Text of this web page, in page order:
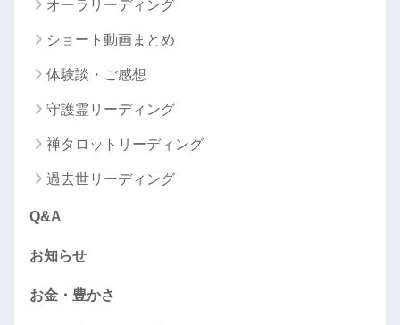
オーラリーディング
ショート動画まとめ
体験談・ご感想
守護霊リーディング
禅タロットリーディング
過去世リーディング
Q&A
お知らせ
お金・豊かさ